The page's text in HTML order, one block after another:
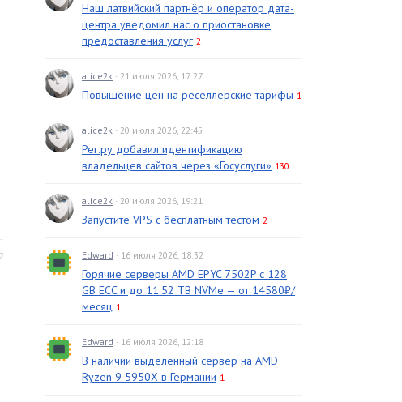
Наш латвийский партнёр и оператор дата-
центра уведомил нас о приостановке
предоставления услуг 2
alice2k · 21 июля 2026, 17:27
Повышение цен на реселлерские тарифы 1
alice2k · 20 июля 2026, 22:45
Рег.ру добавил идентификацию
владельцев сайтов через «Госуслуги» 130
alice2k · 20 июля 2026, 19:21
Запустите VPS с бесплатным тестом 2
Edward · 16 июля 2026, 18:32
Горячие серверы AMD EPYC 7502P с 128
GB ECC и до 11.52 TB NVMe — от 14580₽/
месяц 1
Edward · 16 июля 2026, 12:18
В наличии выделенный сервер на AMD
Ryzen 9 5950X в Германии 1